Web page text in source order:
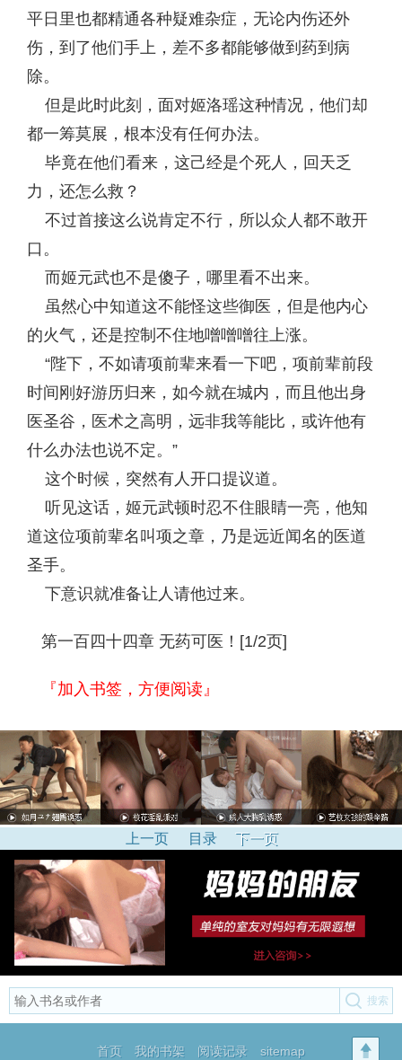
平日里也都精通各种疑难杂症，无论内伤还外
伤，到了他们手上，差不多都能够做到药到病
除。
但是此时此刻，面对姬洛瑶这种情况，他们却
都一筹莫展，根本没有任何办法。
毕竟在他们看来，这己经是个死人，回天乏
力，还怎么救？
不过首接这么说肯定不行，所以众人都不敢开
口。
而姬元武也不是傻子，哪里看不出来。
虽然心中知道这不能怪这些御医，但是他内心
的火气，还是控制不住地噌噌噌往上涨。
“陛下，不如请项前辈来看一下吧，项前辈前段
时间刚好游历归来，如今就在城内，而且他出身
医圣谷，医术之高明，远非我等能比，或许他有
什么办法也说不定。”
这个时候，突然有人开口提议道。
听见这话，姬元武顿时忍不住眼睛一亮，他知
道这位项前辈名叫项之章，乃是远近闻名的医道
圣手。
下意识就准备让人请他过来。
第一百四十四章 无药可医！[1/2页]
『加入书签，方便阅读』
上一页 目录 下一页
首页 我的书架 阅读记录 sitemap